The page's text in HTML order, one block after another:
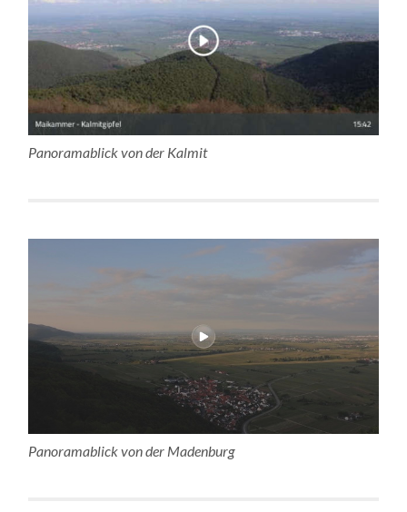
Panoramablick von der Kalmit
Panoramablick von der Madenburg